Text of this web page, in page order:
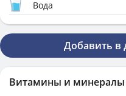
Вода
Добавить в
Витамины и минералы